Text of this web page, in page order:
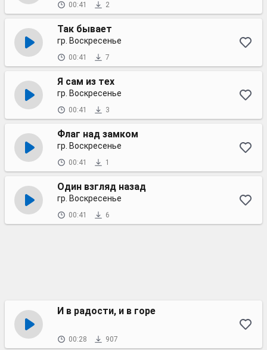
00:41 2
Так бывает
гр. Воскресенье
00:41 7
Я сам из тех
гр. Воскресенье
00:41 3
Флаг над замком
гр. Воскресенье
00:41 1
Один взгляд назад
гр. Воскресенье
00:41 6
И в радости, и в горе
00:28 907